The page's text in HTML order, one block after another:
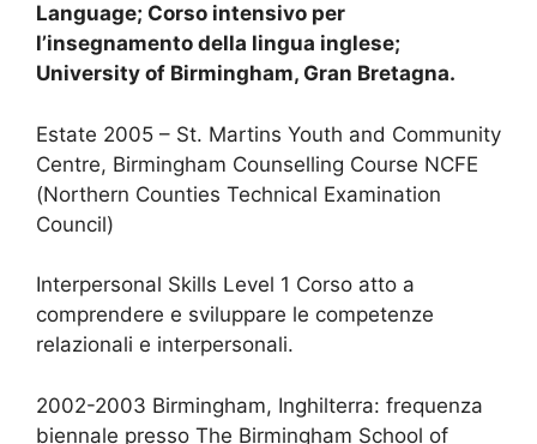
Language; Corso intensivo per
l’insegnamento della lingua inglese;
University of Birmingham, Gran Bretagna.
Estate 2005 – St. Martins Youth and Community
Centre, Birmingham Counselling Course NCFE
(Northern Counties Technical Examination
Council)
Interpersonal Skills Level 1 Corso atto a
comprendere e sviluppare le competenze
relazionali e interpersonali.
2002-2003 Birmingham, Inghilterra: frequenza
biennale presso The Birmingham School of